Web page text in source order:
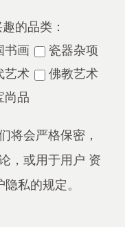
的品类：
书画
瓷器杂项
艺术
佛教艺术
尚品
将会严格保密，
，或用于用户 资
私的规定。